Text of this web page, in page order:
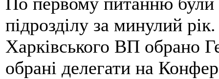
підрозділу за минулий
Харківського ВП обрано
обрані делегати на